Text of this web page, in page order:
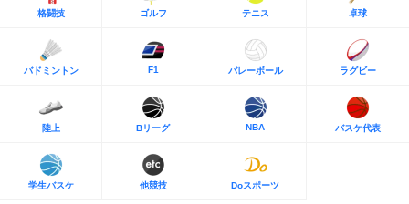
格闘技 ゴルフ テニス 卓球
バドミントン F1 バレーボール ラグビー
陸上 Bリーグ NBA バスケ代表
学生バスケ 他競技 Doスポーツ